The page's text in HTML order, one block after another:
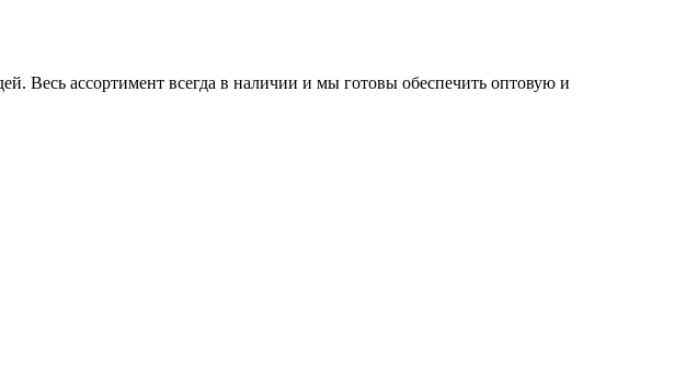
Весь ассортимент всегда в наличии и мы готовы обеспечить оптовую и